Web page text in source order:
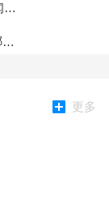
找传奇新服网：嗜魂法杖召唤祖玛卫士传闻成真
0-50的裁决和5-35的屠龙刀让你选，你选哪个？
更多